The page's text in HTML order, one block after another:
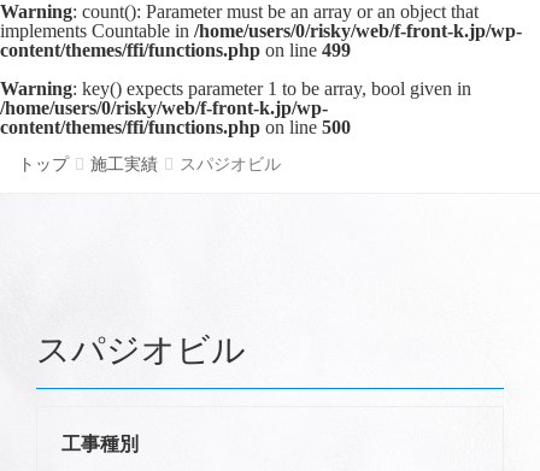
Warning: count(): Parameter must be an array or an object that
implements Countable in /home/users/0/risky/web/f-front-k.jp/wp-
content/themes/ffi/functions.php on line 499
Warning: key() expects parameter 1 to be array, bool given in
/home/users/0/risky/web/f-front-k.jp/wp-
content/themes/ffi/functions.php on line 500
トップ 施工実績 スパジオビル
スパジオビル
工事種別